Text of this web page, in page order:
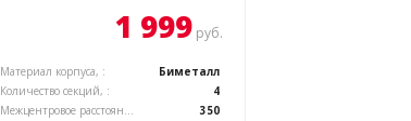
1 999 руб.
Материал корпуса, :
Биметалл
Количество секций, :
4
Межцентровое расстояние, :
350